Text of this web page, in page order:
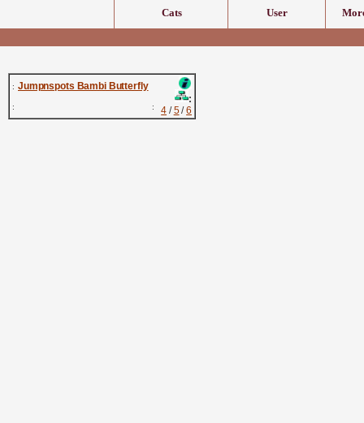
Cats User
: Jumpnspots Bambi Butterfly
:
4 /5/6
: :